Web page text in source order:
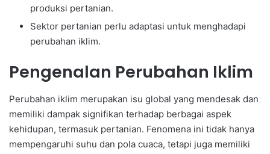
produksi pertanian.
Sektor pertanian perlu adaptasi untuk menghadapi
perubahan iklim.
Pengenalan Perubahan Iklim
Perubahan iklim merupakan isu global yang mendesak dan
memiliki dampak signifikan terhadap berbagai aspek
kehidupan, termasuk pertanian. Fenomena ini tidak hanya
mempengaruhi suhu dan pola cuaca, tetapi juga memiliki